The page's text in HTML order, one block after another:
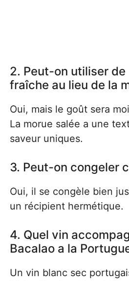
2. Peut-on utiliser de
fraîche au lieu de la
Oui, mais le goût sera
La morue salée a une
saveur uniques.
3. Peut-on congeler
Oui, il se congèle bien
un récipient hermétique.
4. Quel vin
Bacalao a la
Un vin blanc sec